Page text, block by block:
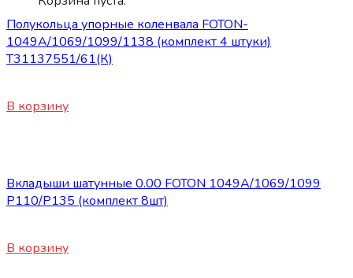
Полукольца упорные коленвала FOTON-
1049А/1069/1099/1138 (комплект 4 штуки)
Т31137551/61(К)
В корзину
Вкладыши шатунные 0.00 FOTON 1049А/1069/1099
P110/P135 (комплект 8шт)
В корзину